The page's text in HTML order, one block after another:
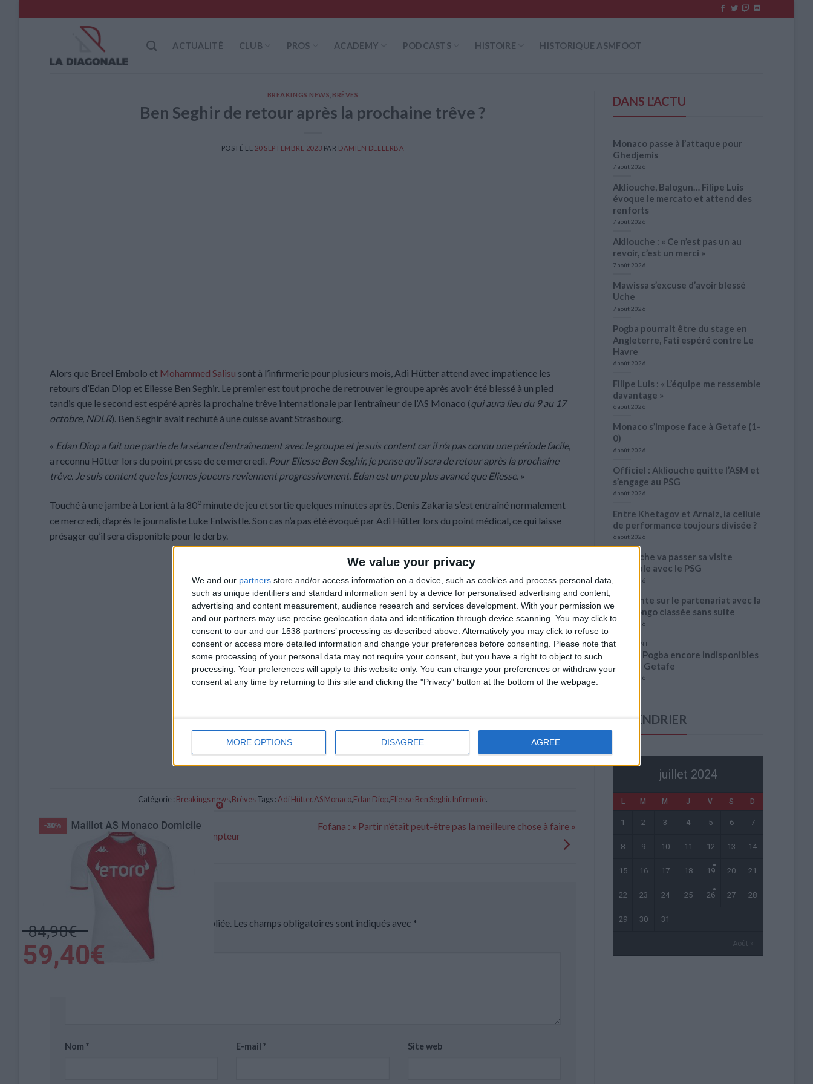
We value your privacy
We and our partners store and/or access information on a device, such as cookies and process personal data,
such as unique identifiers and standard information sent by a device for personalised advertising and content,
advertising and content measurement, audience research and services development. With your permission we
and our partners may use precise geolocation data and identification through device scanning. You may click to
consent to our and our 1538 partners’ processing as described above. Alternatively you may click to refuse to
consent or access more detailed information and change your preferences before consenting.
Please note that
some processing of your personal data may not require your consent, but you have a right to object to such
processing. Your preferences will apply to this website only. You can change your preferences or withdraw your
consent at any time by returning to this site and clicking the "Privacy" button at the bottom of the webpage.
MORE OPTIONS DISAGREE AGREE
to
ACTUALITÉ CLUB PROS ACADEMY PODCASTS HISTOIRE HISTORIQUE ASMFOOT
BREAKINGS NEWS BRÈVES
Ben Seghir de retour après la prochaine trêve ?
POSTÉ LE 20 SEPTEMBRE 2023 PAR DAMIEN DELLERBA
Alors que Breel Embolo et Mohammed Salisu sont à l’infirmerie pour plusieurs mois, Adi Hütter attend avec impatience les
retours d’Edan Diop et Eliesse Ben Seghir. Le premier est tout proche de retrouver le groupe après avoir été blessé à un pied
tandis que le second est espéré après la prochaine trêve internationale par l’entraîneur de l’AS Monaco (qui aura lieu du 9 au 17
octobre, NDLR). Ben Seghir avait rechuté à une cuisse avant Strasbourg.
« Edan Diop a fait une partie de la séance d’entraînement avec le groupe et je suis content car il n’a pas connu une période facile,
a reconnu Hütter lors du point presse de ce mercredi. Pour Eliesse Ben Seghir, je pense qu’il sera de retour après la prochaine
trêve. Je suis content que les jeunes joueurs reviennent progressivement. Edan est un peu plus avancé que Eliesse. »
Touché à une jambe à Lorient à la 80e minute de jeu et sortie quelques minutes après, Denis Zakaria s’est entraîné normalement
ce mercredi, d’après le journaliste Luke Entwistle. Son cas n’a pas été évoqué par Adi Hütter lors du point médical, ce qui laisse
présager qu’il sera disponible pour le derby.
Catégorie : Breakings news,BrèvesTags :Adi Hütter,AS Monaco,Edan Diop,Eliesse Ben Seghir,Infirmerie.
L’action clé : Balogun ouvre son compteur
Fofana : « Partir n’était peut-être pas la meilleure chose à faire »
Laisser un commentaire
Votre adresse e-mail ne sera pas publiée. Les champs obligatoires sont indiqués avec *
Nom * E-mail* Site web
DANS L'ACTU
Monaco passe à l’attaque pour
Ghedjemis
7 août 2026
Akliouche, Balogun… Filipe Luis
évoque le mercato et attend des
renforts
7 août 2026
Akliouche : « Ce n’est pas un au
revoir, c’est un merci »
7 août 2026
Mawissa s’excuse d’avoir blessé
Uche
7 août 2026
Pogba pourrait être du stage en
Angleterre, Fati espéré contre Le
Havre
6 août 2026
Filipe Luis : « L’équipe me ressemble
davantage »
6 août 2026
Monaco s’impose face à Getafe (1-
0)
6 août 2026
Officiel : Akliouche quitte l’ASM et
s’engage au PSG
6 août 2026
Entre Khetagov et Arnaiz, la cellule
de performance toujours divisée ?
6 août 2026
Akliouche va passer sa visite
médicale avec le PSG
6 août 2026
La plainte sur le partenariat avec la
R.D. Congo classée sans suite
6 août 2026
1 COMMENT
Fati et Pogba encore indisponibles
contre Getafe
6 août 2026
CALENDRIER
juillet 2024
L M M J V S D
Août »
1 2 3 4 5 6 7
8 9 10 11 12 13 14
15 16 17 18 19 20 21
22 23 24 25 26 27 28
29 30 31